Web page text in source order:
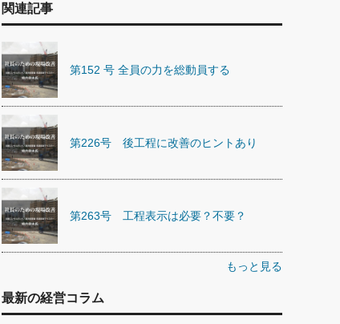
関連記事
第152 号 全員の力を総動員する
第226号 後工程に改善のヒントあり
第263号 工程表示は必要？不要？
もっと見る
最新の経営コラム